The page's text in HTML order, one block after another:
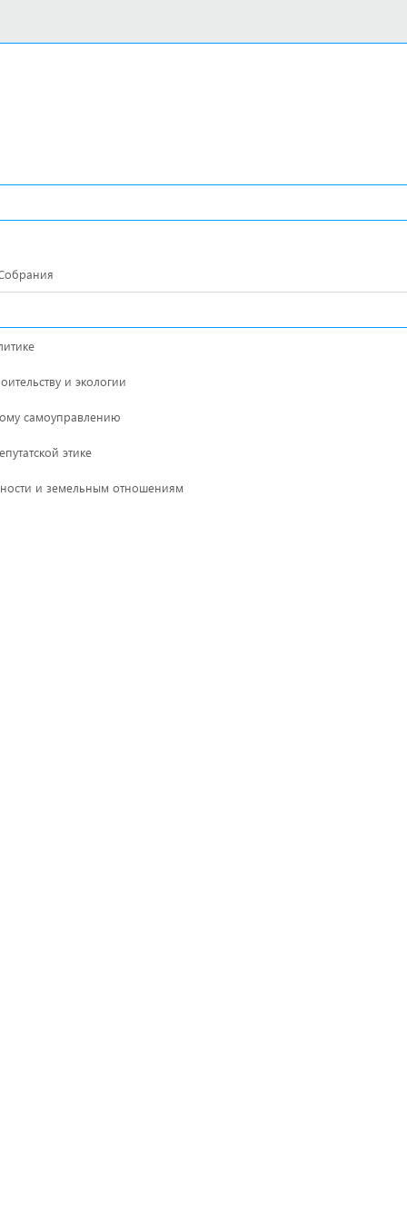
и экологии
самоуправлению
этике
и земельным отношениям
Карта сайта Магнитогорское городское Cобрание депутатов
Сайт адаптивный
пребывание на нашем сайте максимально удобным. Продолжив